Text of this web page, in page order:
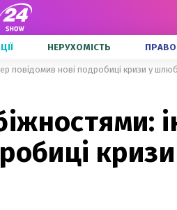
НЕРУХОМІСТЬ ПРАВО
повідомив нові подробиці кризи у